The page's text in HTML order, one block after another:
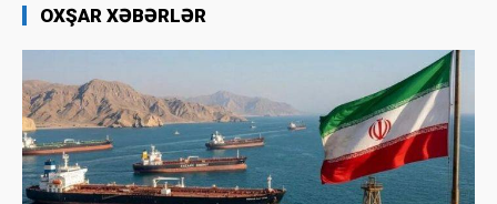
OXŞAR XƏBƏRLƏR